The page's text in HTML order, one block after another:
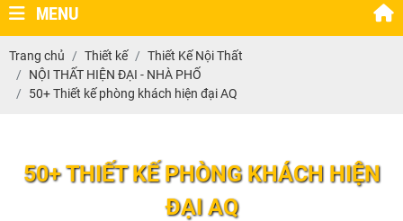
MENU
Trang chủ Thiết kế
Thiết Kế Nội Thất
NỘI THẤT HIỆN ĐẠI - NHÀ PHỐ
50+ Thiết kế phòng khách hiện đại AQ
50+ THIẾT KẾ PHÒNG KHÁCH HIỆN
ĐẠI AQ